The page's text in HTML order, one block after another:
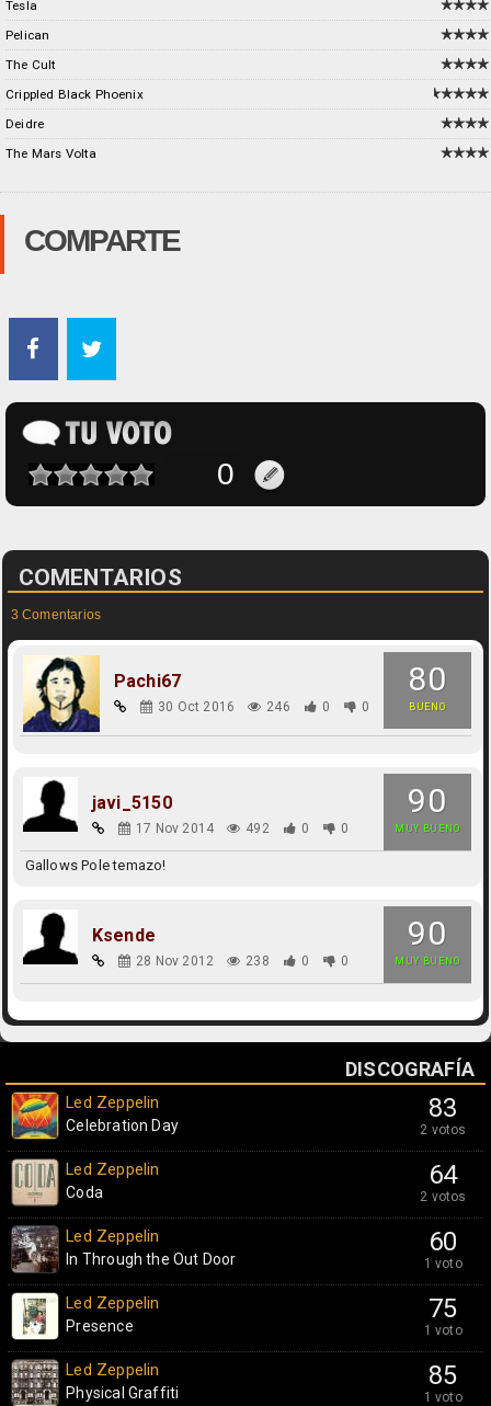
Tesla
Pelican
The Cult
Crippled Black Phoenix
Deidre
The Mars Volta
COMPARTE
COMENTARIOS
3 Comentarios
80
BUENO
Pachi67
30 Oct 2016 246 0 0
90
MUY BUENO
javi_5150
17 Nov 2014 492 0 0
Gallows Pole temazo!
90
MUY BUENO
Ksende
28 Nov 2012 238 0 0
DISCOGRAFÍA
83
2 votos
Led Zeppelin
Celebration Day
64
2 votos
Led Zeppelin
Coda
60
1 voto
Led Zeppelin
In Through the Out Door
75
1 voto
Led Zeppelin
Presence
85
1 voto
Led Zeppelin
Physical Graffiti